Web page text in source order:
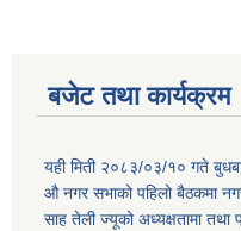
बजेट तथा कार्यक्रम
यही मिती २०८३/०३/१० गते
औ नगर सभाको पहिलो बैठकमा
साह तेली ज्यूको अध्यक्षतामा